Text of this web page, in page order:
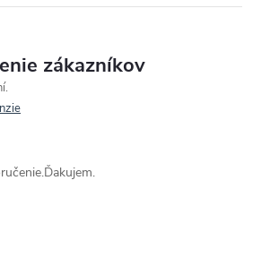
zákazníkov